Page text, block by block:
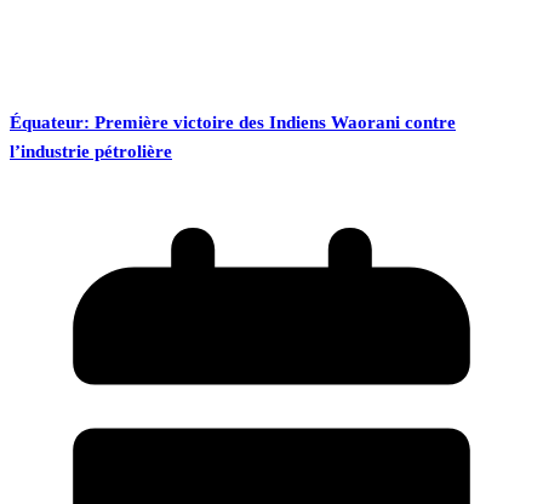
Équateur: Première victoire des Indiens Waorani contre
l’industrie pétrolière